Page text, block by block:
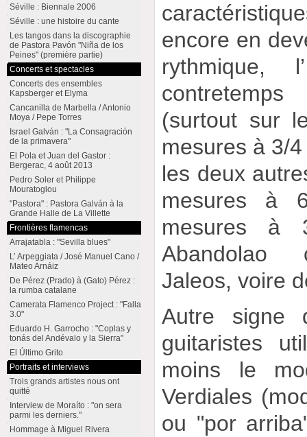
encore en
rythmique,
(surtout sur
mesures à 3/
les deux
mesures à
mesures à
Abandolao
Jaleos, voire
Autre signe
guitaristes
moins le
Verdiales
ou "por
Séville : Biennale 2006
Séville : une histoire du cante
Les tangos dans la discographie
de Pastora Pavón "Niña de los
Peines" (première partie)
Concerts et spectacles
Concerts des ensembles
Kapsberger et Elyma
Cancanilla de Marbella / Antonio
Moya / Pepe Torres
Israel Galván : "La Consagración
de la primavera"
El Pola et Juan del Gastor :
Bergerac, 4 août 2013
Pedro Soler et Philippe
Mouratoglou
"Pastora" : Pastora Galván à la
Grande Halle de La Villette
Frontières flamencas
Arrajatabla : "Sevilla blues"
L’ Arpeggiata / José Manuel Cano /
Mateo Arnáiz
De Pérez (Prado) à (Gato) Pérez :
la rumba catalane
Camerata Flamenco Project : "Falla
3.0"
Eduardo H. Garrocho : "Coplas y
tonás del Andévalo y la Sierra"
El Último Grito
Portraits et interviews
Trois grands artistes nous ont
quitté
Interview de Moraíto : "on sera
parmi les derniers."
Hommage à Miguel Rivera